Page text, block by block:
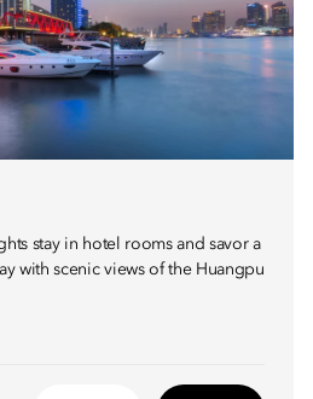
stay in hotel rooms and savor a
with scenic views of the Huangpu